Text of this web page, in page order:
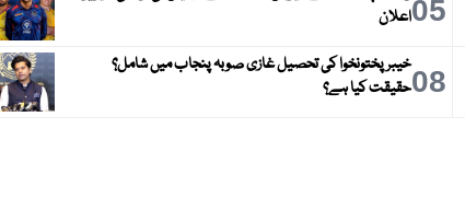
05اعلان
08خیبر پختونخوا کی تحصیل غازی صوبہ پنجاب میں شامل؟
حقیقت کیا ہے؟